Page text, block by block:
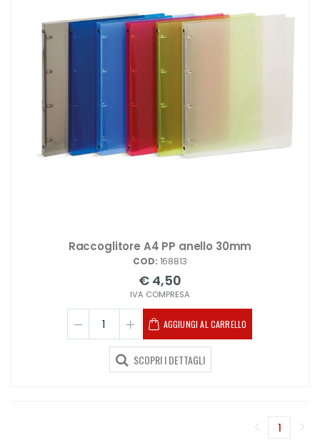
Raccoglitore A4 PP anello 30mm
COD: 168813
€ 4,50
IVA COMPRESA
AGGIUNGI AL CARRELLO
SCOPRI I DETTAGLI
1